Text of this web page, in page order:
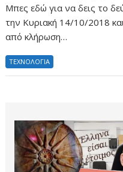
Μπες εδώ για να δεις το
την Κυριακή 14/10/2018
από κλήρωση…
ΤΕΧΝΟΛΟΓΙΑ